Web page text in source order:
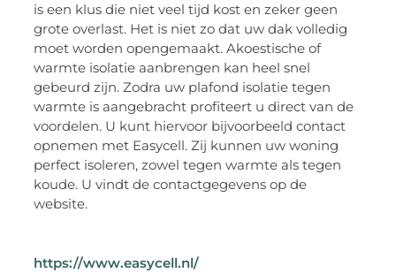
is een klus die niet veel tijd kost en zeker geen
grote overlast. Het is niet zo dat uw dak volledig
moet worden opengemaakt. Akoestische of
warmte isolatie aanbrengen kan heel snel
gebeurd zijn. Zodra uw plafond isolatie tegen
warmte is aangebracht profiteert u direct van de
voordelen. U kunt hiervoor bijvoorbeeld contact
opnemen met Easycell. Zij kunnen uw woning
perfect isoleren, zowel tegen warmte als tegen
koude. U vindt de contactgegevens op de
website.
https://www.easycell.nl/